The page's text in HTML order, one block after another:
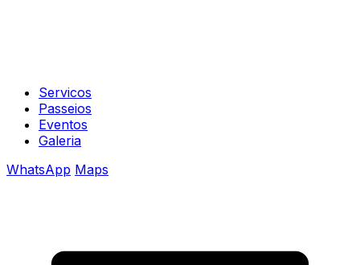
Servicos
Passeios
Eventos
Galeria
WhatsApp Maps